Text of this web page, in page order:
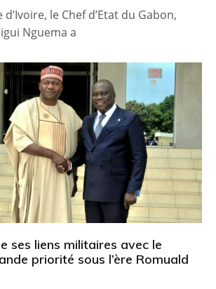
le Chef d’Etat du Gabon,
Nguema a
ses liens militaires avec le
priorité sous l’ère Romuald